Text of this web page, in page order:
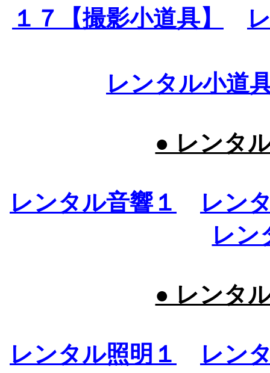
１７【撮影小道具】
レンタル小道
● レンタ
レンタル音響１
レン
レン
● レンタ
レンタル照明１ レン